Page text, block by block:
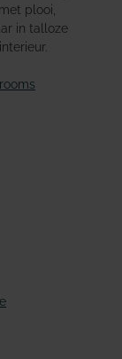
plooi,
in talloze